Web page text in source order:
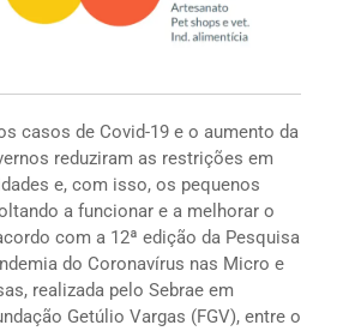
casos de Covid-19 e o aumento da
reduziram as restrições em
e, com isso, os pequenos
a funcionar e a melhorar o
com a 12ª edição da Pesquisa
do Coronavírus nas Micro e
realizada pelo Sebrae em
Getúlio Vargas (FGV), entre o